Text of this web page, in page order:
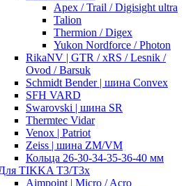
Apex / Trail / Digisight ultra
Talion
Thermion / Digex
Yukon Nordforce / Photon
RikaNV | GTR / xRS / Lesnik /
Ovod / Barsuk
Schmidt Bender | шина Convex
SFH VARD
Swarovski | шина SR
Thermtec Vidar
Venox | Patriot
Zeiss | шина ZM/VM
Кольца 26-30-34-35-36-40 мм
TIKKA T3/T3x
Aimpoint | Micro / Acro